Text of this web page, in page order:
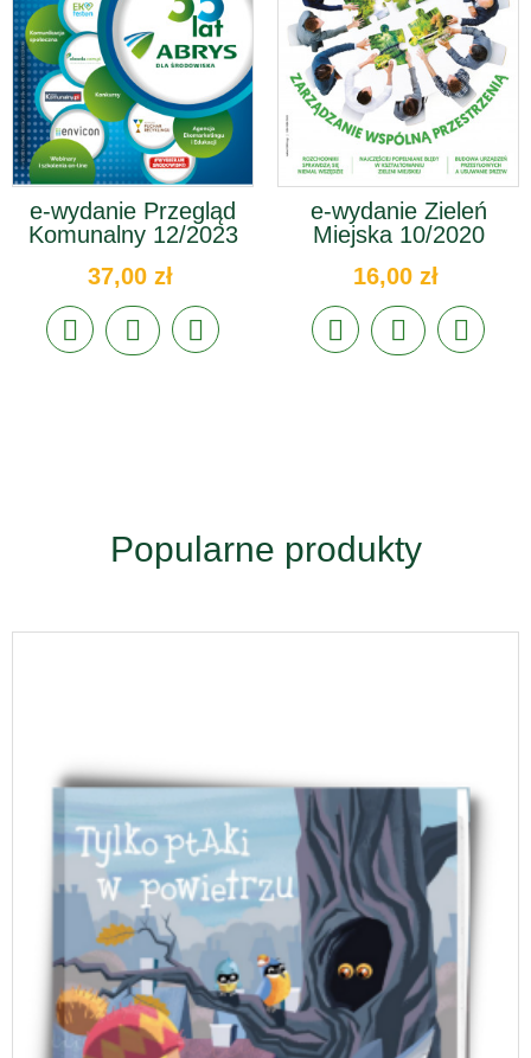
e-wydanie Przegląd
Komunalny 12/2023
37,00 zł
e-wydanie Zieleń
Miejska 10/2020
16,00 zł
Popularne produkty